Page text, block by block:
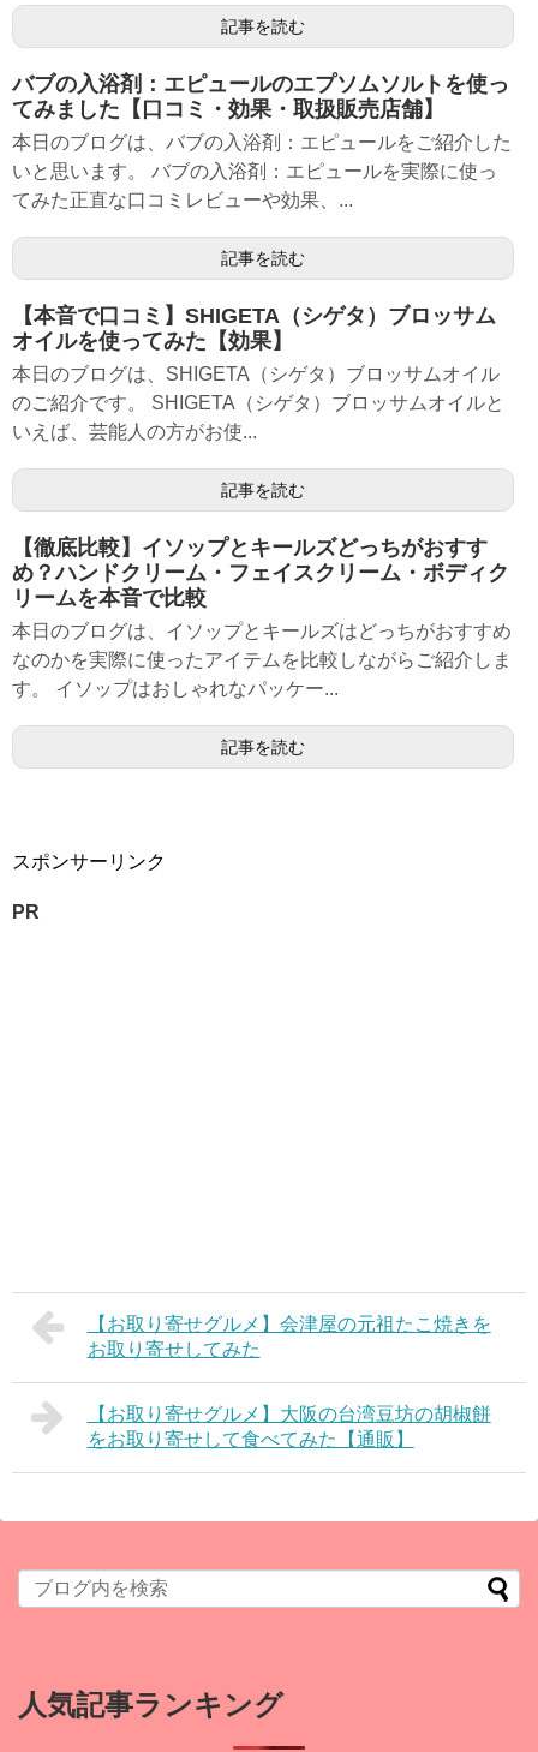
記事を読む
バブの入浴剤：エピュールのエプソムソルトを使っ
てみました【口コミ・効果・取扱販売店舗】
本日のブログは、バブの入浴剤：エピュールをご紹介した
いと思います。 バブの入浴剤：エピュールを実際に使っ
てみた正直な口コミレビューや効果、...
記事を読む
【本音で口コミ】SHIGETA（シゲタ）ブロッサム
オイルを使ってみた【効果】
本日のブログは、SHIGETA（シゲタ）ブロッサムオイル
のご紹介です。 SHIGETA（シゲタ）ブロッサムオイルと
いえば、芸能人の方がお使...
記事を読む
【徹底比較】イソップとキールズどっちがおすす
め？ハンドクリーム・フェイスクリーム・ボディク
リームを本音で比較
本日のブログは、イソップとキールズはどっちがおすすめ
なのかを実際に使ったアイテムを比較しながらご紹介しま
す。 イソップはおしゃれなパッケー...
記事を読む
スポンサーリンク
PR
【お取り寄せグルメ】会津屋の元祖たこ焼きを
お取り寄せしてみた
【お取り寄せグルメ】大阪の台湾豆坊の胡椒餅
をお取り寄せして食べてみた【通販】
人気記事ランキング